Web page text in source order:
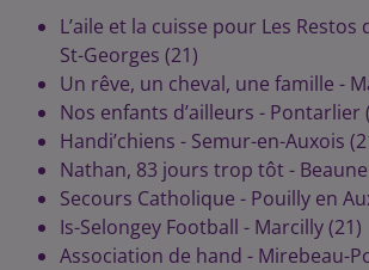
L’aile et la cuisse pour Les
St-Georges (21)
Un rêve, un cheval, une famille -
Nos enfants d’ailleurs - Pontarlier
Handi’chiens - Semur-en-Auxois
Nathan, 83 jours trop tôt - Beaune
Secours Catholique - Pouilly en
Is-Selongey Football - Marcilly (21)
Association de hand - Mirebeau-